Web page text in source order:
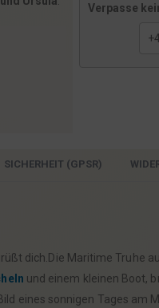
Verpasse
SICHERHEIT (GPSR)
dich.Die Maritime Truhe
und einem kleinen Boot,
eines sonnigen Tages am